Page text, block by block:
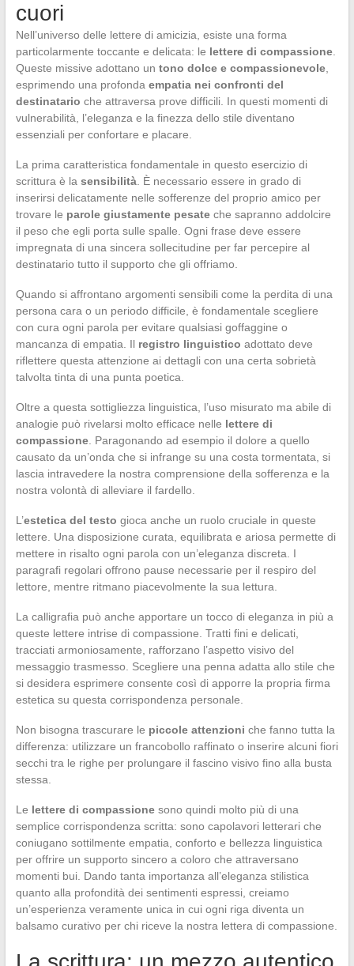
cuori
Nell’universo delle lettere di amicizia, esiste una forma
particolarmente toccante e delicata: le lettere di compassione.
Queste missive adottano un tono dolce e compassionevole,
esprimendo una profonda empatia nei confronti del
destinatario che attraversa prove difficili. In questi momenti di
vulnerabilità, l’eleganza e la finezza dello stile diventano
essenziali per confortare e placare.
La prima caratteristica fondamentale in questo esercizio di
scrittura è la sensibilità. È necessario essere in grado di
inserirsi delicatamente nelle sofferenze del proprio amico per
trovare le parole giustamente pesateche sapranno addolcire
il peso che egli porta sulle spalle. Ogni frase deve essere
impregnata di una sincera sollecitudine per far percepire al
destinatario tutto il supporto che gli offriamo.
Quando si affrontano argomenti sensibili come la perdita di una
persona cara o un periodo difficile, è fondamentale scegliere
con cura ogni parola per evitare qualsiasi goffaggine o
mancanza di empatia. Il registro linguistico adottato deve
riflettere questa attenzione ai dettagli con una certa sobrietà
talvolta tinta di una punta poetica.
Oltre a questa sottigliezza linguistica, l’uso misurato ma abile di
analogie può rivelarsi molto efficace nelle lettere di
compassione. Paragonando ad esempio il dolore a quello
causato da un’onda che si infrange su una costa tormentata, si
lascia intravedere la nostra comprensione della sofferenza e la
nostra volontà di alleviare il fardello.
L’estetica del testo gioca anche un ruolo cruciale in queste
lettere. Una disposizione curata, equilibrata e ariosa permette di
mettere in risalto ogni parola con un’eleganza discreta. I
paragrafi regolari offrono pause necessarie per il respiro del
lettore, mentre ritmano piacevolmente la sua lettura.
La calligrafia può anche apportare un tocco di eleganza in più a
queste lettere intrise di compassione. Tratti fini e delicati,
tracciati armoniosamente, rafforzano l’aspetto visivo del
messaggio trasmesso. Scegliere una penna adatta allo stile che
si desidera esprimere consente così di apporre la propria firma
estetica su questa corrispondenza personale.
Non bisogna trascurare le piccole attenzioni che fanno tutta la
differenza: utilizzare un francobollo raffinato o inserire alcuni fiori
secchi tra le righe per prolungare il fascino visivo fino alla busta
stessa.
Le lettere di compassionesono quindi molto più di una
semplice corrispondenza scritta: sono capolavori letterari che
coniugano sottilmente empatia, conforto e bellezza linguistica
per offrire un supporto sincero a coloro che attraversano
momenti bui. Dando tanta importanza all’eleganza stilistica
quanto alla profondità dei sentimenti espressi, creiamo
un’esperienza veramente unica in cui ogni riga diventa un
balsamo curativo per chi riceve la nostra lettera di compassione.